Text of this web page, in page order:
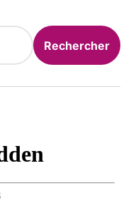
Rechercher